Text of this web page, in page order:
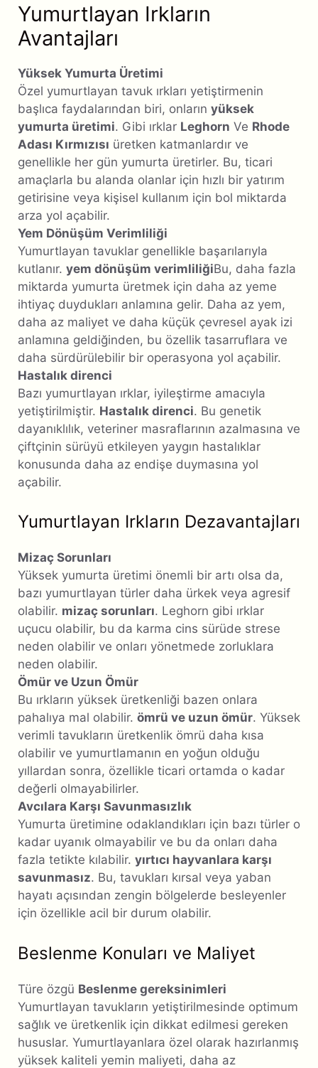
Yumurtlayan Irkların
Avantajları
Yüksek Yumurta Üretimi
Özel yumurtlayan tavuk ırkları yetiştirmenin
başlıca faydalarından biri, onların yüksek
yumurta üretimi. Gibi ırklar Leghorn Ve Rhode
Adası Kırmızısı üretken katmanlardır ve
genellikle her gün yumurta üretirler. Bu, ticari
amaçlarla bu alanda olanlar için hızlı bir yatırım
getirisine veya kişisel kullanım için bol miktarda
arza yol açabilir.
Yem Dönüşüm Verimliliği
Yumurtlayan tavuklar genellikle başarılarıyla
kutlanır. yem dönüşüm verimliliğiBu, daha fazla
miktarda yumurta üretmek için daha az yeme
ihtiyaç duydukları anlamına gelir. Daha az yem,
daha az maliyet ve daha küçük çevresel ayak izi
anlamına geldiğinden, bu özellik tasarruflara ve
daha sürdürülebilir bir operasyona yol açabilir.
Hastalık direnci
Bazı yumurtlayan ırklar, iyileştirme amacıyla
yetiştirilmiştir. Hastalık direnci. Bu genetik
dayanıklılık, veteriner masraflarının azalmasına ve
çiftçinin sürüyü etkileyen yaygın hastalıklar
konusunda daha az endişe duymasına yol
açabilir.
Yumurtlayan Irkların Dezavantajları
Mizaç Sorunları
Yüksek yumurta üretimi önemli bir artı olsa da,
bazı yumurtlayan türler daha ürkek veya agresif
olabilir. mizaç sorunları. Leghorn gibi ırklar
uçucu olabilir, bu da karma cins sürüde strese
neden olabilir ve onları yönetmede zorluklara
neden olabilir.
Ömür ve Uzun Ömür
Bu ırkların yüksek üretkenliği bazen onlara
pahalıya mal olabilir. ömrü ve uzun ömür. Yüksek
verimli tavukların üretkenlik ömrü daha kısa
olabilir ve yumurtlamanın en yoğun olduğu
yıllardan sonra, özellikle ticari ortamda o kadar
değerli olmayabilirler.
Avcılara Karşı Savunmasızlık
Yumurta üretimine odaklandıkları için bazı türler o
kadar uyanık olmayabilir ve bu da onları daha
fazla tetikte kılabilir. yırtıcı hayvanlara karşı
savunmasız. Bu, tavukları kırsal veya yaban
hayatı açısından zengin bölgelerde besleyenler
için özellikle acil bir durum olabilir.
Beslenme Konuları ve Maliyet
Türe özgü Beslenme gereksinimleri
Yumurtlayan tavukların yetiştirilmesinde optimum
sağlık ve üretkenlik için dikkat edilmesi gereken
hususlar. Yumurtlayanlara özel olarak hazırlanmış
yüksek kaliteli yemin maliyeti, daha az